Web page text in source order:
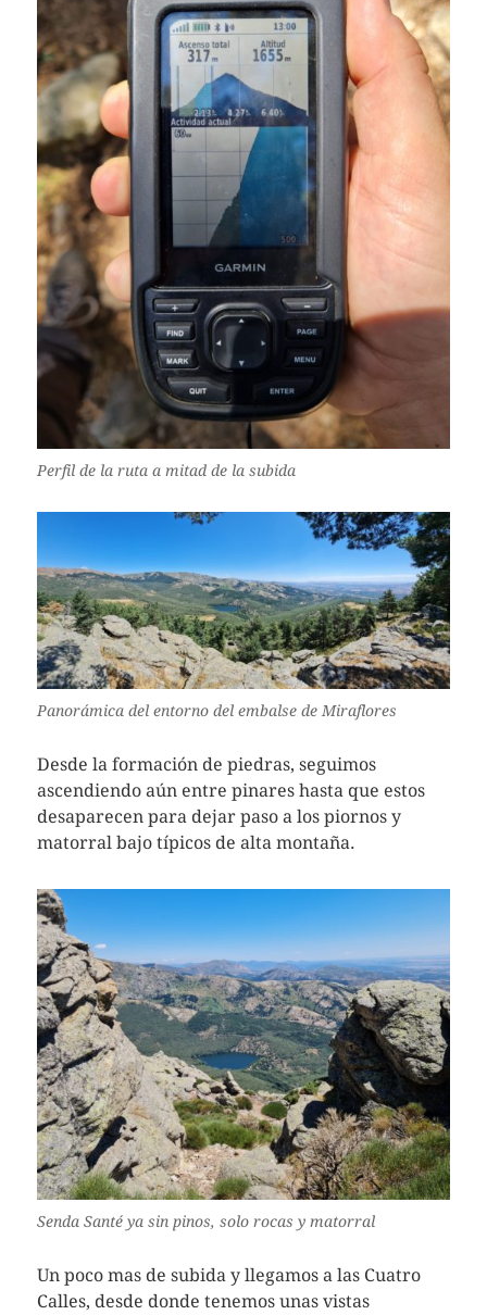
Perfil de la ruta a mitad de la subida
Panorámica del entorno del embalse de Miraflores
Desde la formación de piedras, seguimos
ascendiendo aún entre pinares hasta que estos
desaparecen para dejar paso a los piornos y
matorral bajo típicos de alta montaña.
Senda Santé ya sin pinos, solo rocas y matorral
Un poco mas de subida y llegamos a las Cuatro
Calles, desde donde tenemos unas vistas